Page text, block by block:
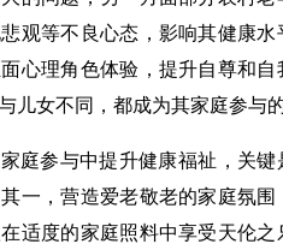
观等不良心态，影响其健康
心理角色体验，提升自尊和
儿女不同，都成为其家庭参与
庭参与中提升健康福祉，关
一，营造爱老敬老的家庭氛
适度的家庭照料中享受天伦